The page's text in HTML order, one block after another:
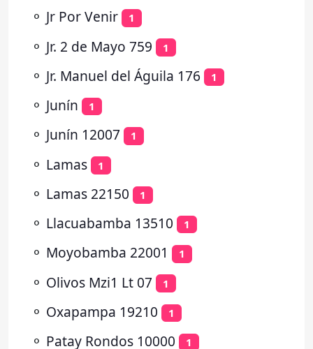
⚬ Jr Por Venir 1
⚬ Jr. 2 de Mayo 759 1
⚬ Jr. Manuel del Águila 176 1
⚬ Junín 1
⚬ Junín 12007 1
⚬ Lamas 1
⚬ Lamas 22150 1
⚬ Llacuabamba 13510 1
⚬ Moyobamba 22001 1
⚬ Olivos Mzi1 Lt 07 1
⚬ Oxapampa 19210 1
⚬ Patay Rondos 10000 1